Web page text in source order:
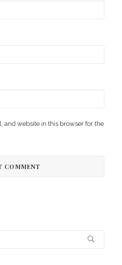
and website in this browser for the